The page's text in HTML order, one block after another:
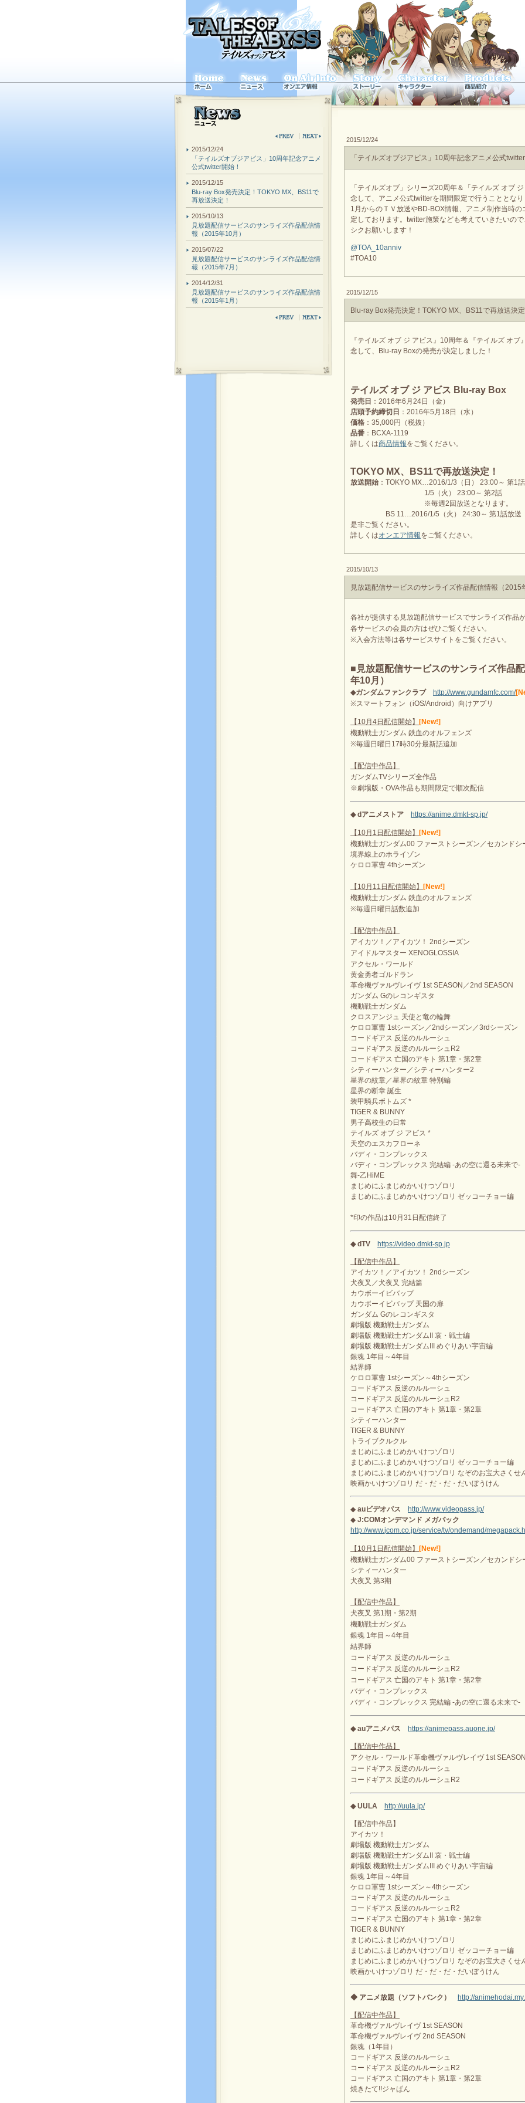
2015/12/24
「テイルズオブジアビス」10周年記念アニメ
公式twitter開始！
2015/12/15
Blu-ray Box発売決定！TOKYO MX、BS11で
再放送決定！
2015/10/13
見放題配信サービスのサンライズ作品配信情
報（2015年10月）
2015/07/22
見放題配信サービスのサンライズ作品配信情
報（2015年7月）
2014/12/31
見放題配信サービスのサンライズ作品配信情
報（2015年1月）
2015/12/24
「テイルズオブジアビス」10周年記念アニメ公式
「テイルズオブ」シリーズ20周年＆「テイルズ オブ
念して、アニメ公式twitterを期間限定で行うこととな
1月からのＴＶ放送やBD-BOX情報、アニメ制作当時の
定しております。twitter施策なども考えていきたいの
シクお願いします！
@TOA_10anniv
#TOA10
2015/12/15
Blu-ray Box発売決定！TOKYO MX、BS11で再放送決
『テイルズ オブ ジ アビス』10周年＆『テイルズ オブ
念して、Blu-ray Boxの発売が決定しました！
テイルズ オブ ジ アビス Blu-ray Box
発売日 ：2016年6月24日（金）
店頭予約締切日 ：2016年5月18日（水）
価格 ：35,000円（税抜）
品番 ：BCXA-1119
詳しくは商品情報をご覧ください。
TOKYO MX、BS11で再放送決定！
放送開始 ：TOKYO MX…2016/1/3（日） 23:00～ 第1話
1/5（火） 23:00～ 第2話
※毎週2回放送となります。
BS 11…2016/1/5（火） 24:30～ 第1話放送
是非ご覧ください。
詳しくはオンエア情報をご覧ください。
2015/10/13
見放題配信サービスのサンライズ作品配信情報（2015
各社が提供する見放題配信サービスでサンライズ作品
各サービスの会員の方はぜひご覧ください。
※入会方法等は各サービスサイトをご覧ください。
■見放題配信サービスのサンライズ作品
年10月）
◆ガンダムファンクラブ http://www.gundamfc.com/
※スマートフォン（iOS/Android）向けアプリ
【10月4日配信開始】
[New!]
機動戦士ガンダム 鉄血のオルフェンズ
※毎週日曜日17時30分最新話追加
【配信中作品】
ガンダムTVシリーズ全作品
※劇場版・OVA作品も期間限定で順次配信
◆ dアニメストア https://anime.dmkt-sp.jp/
【10月1日配信開始】
[New!]
機動戦士ガンダム00 ファーストシーズン／セカンドシ
境界線上のホライゾン
ケロロ軍曹 4thシーズン
【10月11日配信開始】
[New!]
機動戦士ガンダム 鉄血のオルフェンズ
※毎週日曜日話数追加
【配信中作品】
アイカツ！／アイカツ！ 2ndシーズン
アイドルマスター XENOGLOSSIA
アクセル・ワールド
黄金勇者ゴルドラン
革命機ヴァルヴレイヴ 1st SEASON／2nd SEASON
ガンダム Gのレコンギスタ
機動戦士ガンダム
クロスアンジュ 天使と竜の輪舞
ケロロ軍曹 1stシーズン／2ndシーズン／3rdシーズン
コードギアス 反逆のルルーシュ
コードギアス 反逆のルルーシュR2
コードギアス 亡国のアキト 第1章・第2章
シティーハンター／シティーハンター2
星界の紋章／星界の紋章 特別編
星界の断章 誕生
装甲騎兵ボトムズ *
TIGER & BUNNY
男子高校生の日常
テイルズ オブ ジ アビス *
天空のエスカフローネ
バディ・コンプレックス
バディ・コンプレックス 完結編 -あの空に還る未来で-
舞-乙HiME
まじめにふまじめかいけつゾロリ
まじめにふまじめかいけつゾロリ ゼッコーチョー編
*印の作品は10月31日配信終了
◆ dTV https://video.dmkt-sp.jp
【配信中作品】
アイカツ！／アイカツ！ 2ndシーズン
犬夜叉／犬夜叉 完結篇
カウボーイビバップ
カウボーイビバップ 天国の扉
ガンダム Gのレコンギスタ
劇場版 機動戦士ガンダム
劇場版 機動戦士ガンダムII 哀・戦士編
劇場版 機動戦士ガンダムIII めぐりあい宇宙編
銀魂 1年目～4年目
結界師
ケロロ軍曹 1stシーズン～4thシーズン
コードギアス 反逆のルルーシュ
コードギアス 反逆のルルーシュR2
コードギアス 亡国のアキト 第1章・第2章
シティーハンター
TIGER & BUNNY
トライブクルクル
まじめにふまじめかいけつゾロリ
まじめにふまじめかいけつゾロリ ゼッコーチョー編
まじめにふまじめかいけつゾロリ なぞのお宝大さくせ
映画かいけつゾロリ だ・だ・だ・だいぼうけん
◆ auビデオパス
http://www.videopass.jp/
◆ J:COMオンデマンド メガパック
http://www.jcom.co.jp/service/tv/ondemand/
【10月1日配信開始】
[New!]
機動戦士ガンダム00 ファーストシーズン／セカンドシ
シティーハンター
犬夜叉 第3期
【配信中作品】
犬夜叉 第1期・第2期
機動戦士ガンダム
銀魂 1年目～4年目
結界師
コードギアス 反逆のルルーシュ
コードギアス 反逆のルルーシュR2
コードギアス 亡国のアキト 第1章・第2章
バディ・コンプレックス
バディ・コンプレックス 完結編 -あの空に還る未来で-
◆ auアニメパス https://animepass.auone.jp/
【配信中作品】
アクセル・ワールド革命機ヴァルヴレイヴ 1st
コードギアス 反逆のルルーシュ
コードギアス 反逆のルルーシュR2
◆ UULA http://uula.jp/
【配信中作品】
アイカツ！
劇場版 機動戦士ガンダム
劇場版 機動戦士ガンダムII 哀・戦士編
劇場版 機動戦士ガンダムIII めぐりあい宇宙編
銀魂 1年目～4年目
ケロロ軍曹 1stシーズン～4thシーズン
コードギアス 反逆のルルーシュ
コードギアス 反逆のルルーシュR2
コードギアス 亡国のアキト 第1章・第2章
TIGER & BUNNY
まじめにふまじめかいけつゾロリ
まじめにふまじめかいけつゾロリ ゼッコーチョー編
まじめにふまじめかいけつゾロリ なぞのお宝大さくせ
映画かいけつゾロリ だ・だ・だ・だいぼうけん
◆ アニメ放題（ソフトバンク） http://
【配信中作品】
革命機ヴァルヴレイヴ 1st SEASON
革命機ヴァルヴレイヴ 2nd SEASON
銀魂（1年目）
コードギアス 反逆のルルーシュ
コードギアス 反逆のルルーシュR2
コードギアス 亡国のアキト 第1章・第2章
焼きたて!!ジャぱん